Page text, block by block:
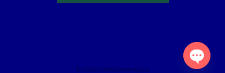
© 2026 Sähkölaitekauppa